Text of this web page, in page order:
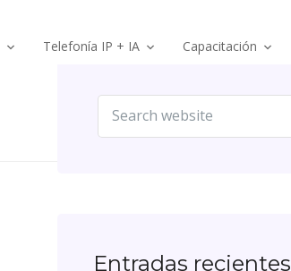
Telefonía IP + IA Capacitación
Entradas recientes